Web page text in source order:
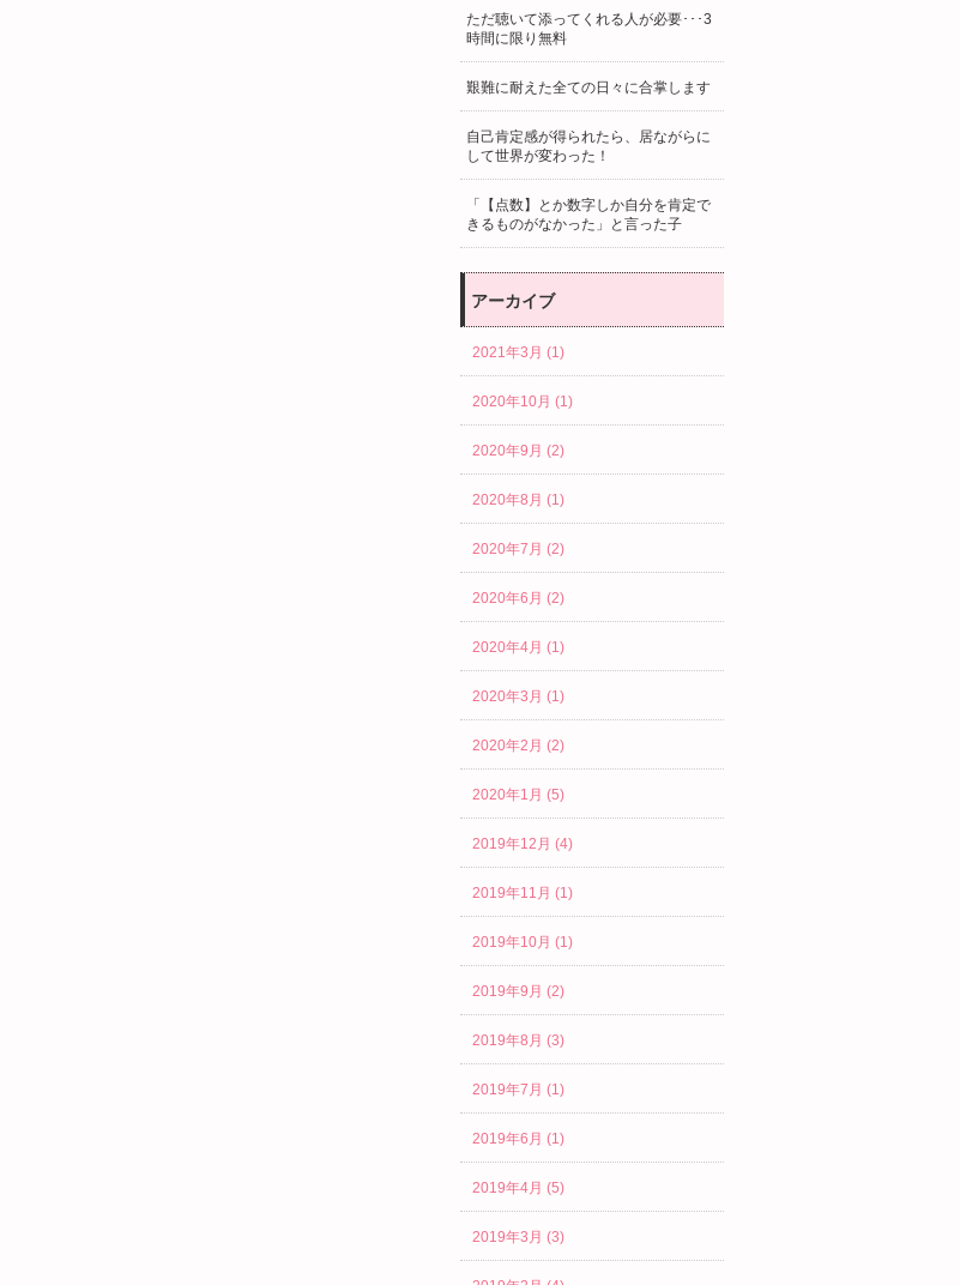
ただ聴いて添ってくれる人が必要･･･3
時間に限り無料
艱難に耐えた全ての日々に合掌します
自己肯定感が得られたら、居ながらに
して世界が変わった！
「【点数】とか数字しか自分を肯定で
きるものがなかった」と言った子
アーカイブ
2021年3月 (1)
2020年10月 (1)
2020年9月 (2)
2020年8月 (1)
2020年7月 (2)
2020年6月 (2)
2020年4月 (1)
2020年3月 (1)
2020年2月 (2)
2020年1月 (5)
2019年12月 (4)
2019年11月 (1)
2019年10月 (1)
2019年9月 (2)
2019年8月 (3)
2019年7月 (1)
2019年6月 (1)
2019年4月 (5)
2019年3月 (3)